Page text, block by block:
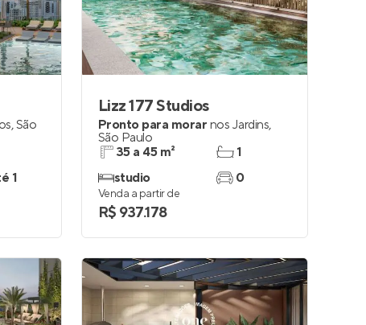
,São
1
Lizz 177 Studios
Pronto para morar nos Jardins,
São Paulo
35 a 45 m²
studio
1
0
Venda a partir de
R$ 937.178